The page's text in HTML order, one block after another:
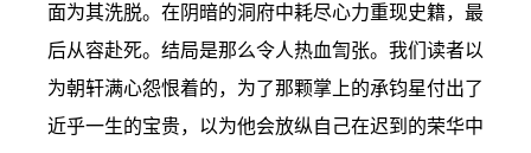
面为其洗脱。在阴暗的洞府中耗尽心力重现史籍，最
后从容赴死。结局是那么令人热血訇张。我们读者以
为朝轩满心怨恨着的，为了那颗掌上的承钧星付出了
近乎一生的宝贵，以为他会放纵自己在迟到的荣华中